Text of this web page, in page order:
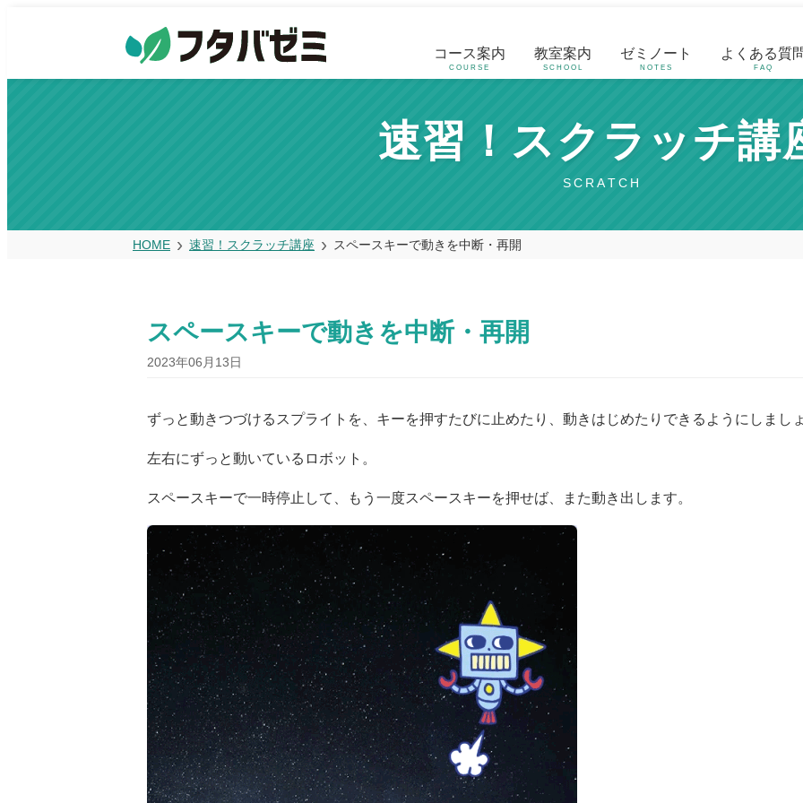
コース案内
COURSE
教室案内
SCHOOL
ゼミノート
NOTES
よくある質
FAQ
速習！スクラッチ講
SCRATCH
HOME 速習！スクラッチ講座 スペースキーで動きを中断・再開
スペースキーで動きを中断・再開
2023年06月13日
ずっと動きつづけるスプライトを、キーを押すたびに止めたり、動きはじめたりできるようにしまし
左右にずっと動いているロボット。
スペースキーで一時停止して、もう一度スペースキーを押せば、また動き出します。